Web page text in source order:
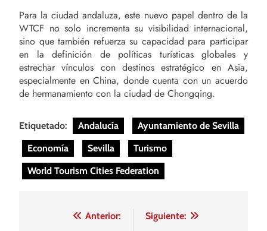
Para la ciudad andaluza, este nuevo papel dentro de la
WTCF no solo incrementa su visibilidad internacional,
sino que también refuerza su capacidad para participar
en la definición de políticas turísticas globales y
estrechar vínculos con destinos estratégico en Asia,
especialmente en China, donde cuenta con un acuerdo
de hermanamiento con la ciudad de Chongqing.
Etiquetado: Andalucía
Ayuntamiento de Sevilla
Economía
Sevilla
Turismo
World Tourism Cities Federation
NavegaciónAnterior:
Siguiente: